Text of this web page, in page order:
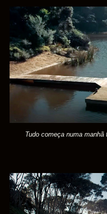
Tudo começa numa manhã